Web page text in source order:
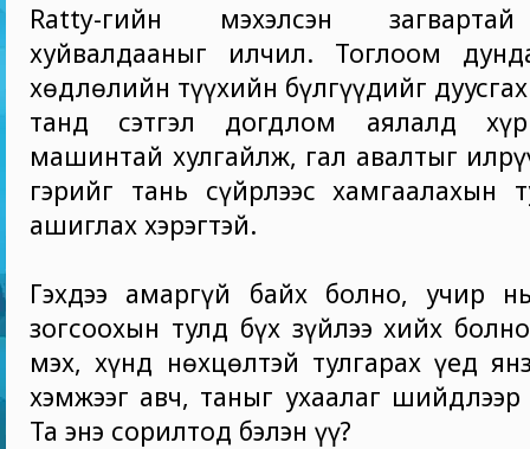
Ratty-гийн мэхэлсэн
хуйвалдааныг илчил. Тоглоом
хөдлөлийн түүхийн бүлгүүдийг
танд сэтгэл догдлом аялалд
машинтай хулгайлж, гал авалтыг
гэрийг тань сүйрлээс хамгаалахын
ашиглах хэрэгтэй.
Гэхдээ амаргүй байх болно, учир
зогсоохын тулд бүх зүйлээ хийх
мэх, хүнд нөхцөлтэй тулгарах үед
хэмжээг авч, таныг ухаалаг шийдлээр
Та энэ сорилтод бэлэн үү?